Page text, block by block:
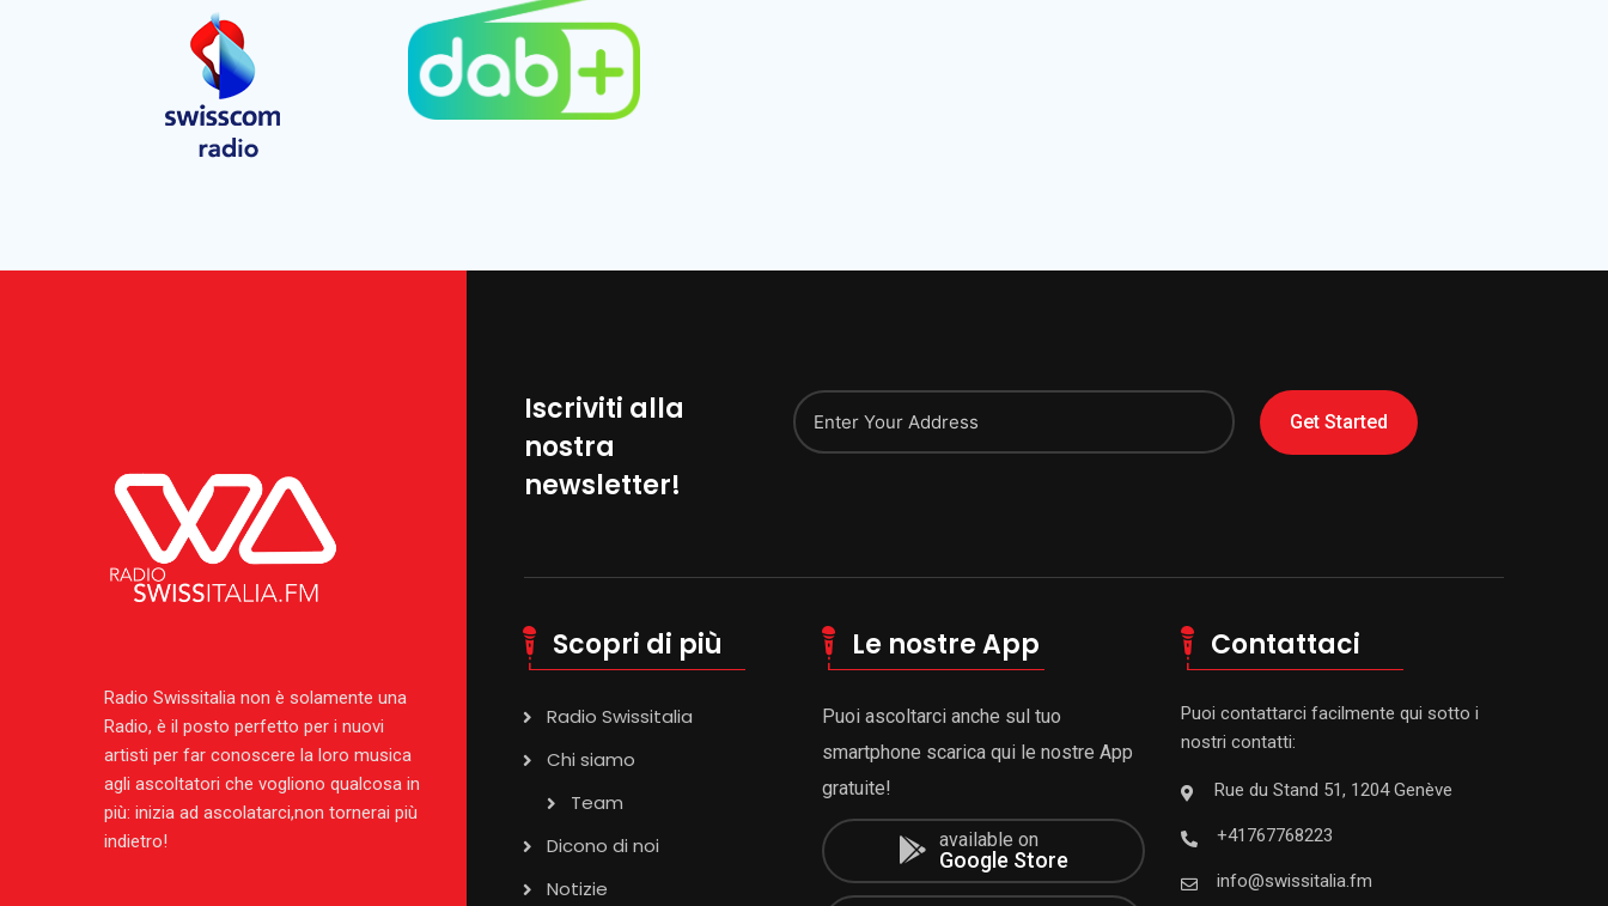
Iscriviti alla
nostra
newsletter!
Get Started
Radio Swissitalia non è solamente una
Radio, è il posto perfetto per i nuovi
artisti per far conoscere la loro musica
agli ascoltatori che vogliono qualcosa in
più: inizia ad ascolatarci,non tornerai più
indietro!
Scopri di più
Radio Swissitalia
Chi siamo
Team
Dicono di noi
Notizie
Le nostre App
Puoi ascoltarci anche sul tuo
smartphone scarica qui le nostre App
gratuite!
available on
Google Store
Contattaci
Puoi contattarci facilmente qui sotto i
nostri contatti:
Rue du Stand 51, 1204 Genève
+41767768223
info@swissitalia.fm